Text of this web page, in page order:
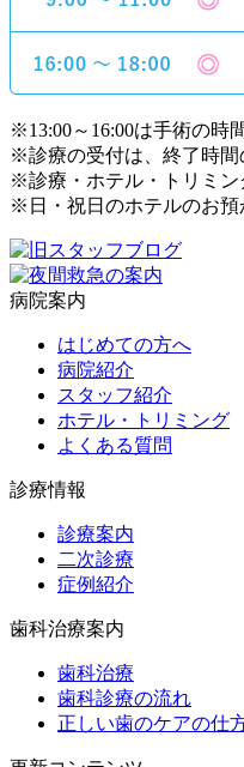
※13:00～16:00は手術の時
※診療の受付は、終了時間
※診療・ホテル・トリミン
※日・祝日のホテルのお預
病院案内
はじめての方へ
病院紹介
スタッフ紹介
ホテル・トリミング
よくある質問
診療情報
診療案内
二次診療
症例紹介
歯科治療案内
歯科治療
歯科診療の流れ
正しい歯のケアの仕